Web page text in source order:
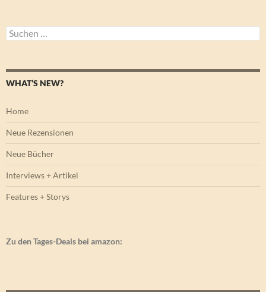
Suchen
nach:
WHAT’S NEW?
Home
Neue Rezensionen
Neue Bücher
Interviews + Artikel
Features + Storys
Zu den Tages-Deals bei amazon: